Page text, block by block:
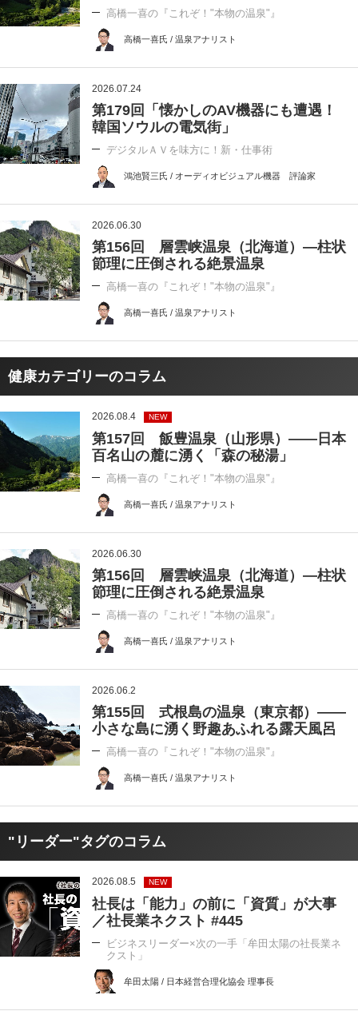
高橋一喜の『これぞ！"本物の温泉"』
高橋一喜氏 / 温泉アナリスト
2026.07.24
第179回「懐かしのAV機器にも遭遇！
韓国ソウルの電気街」
デジタルＡＶを味方に！新・仕事術
鴻池賢三氏 / オーディオビジュアル機器 評論家
2026.06.30
第156回 層雲峡温泉（北海道）―柱状
節理に圧倒される絶景温泉
高橋一喜の『これぞ！"本物の温泉"』
高橋一喜氏 / 温泉アナリスト
健康カテゴリーのコラム
2026.08.4 NEW
第157回 飯豊温泉（山形県）――日本
百名山の麓に湧く「森の秘湯」
高橋一喜の『これぞ！"本物の温泉"』
高橋一喜氏 / 温泉アナリスト
2026.06.30
第156回 層雲峡温泉（北海道）―柱状
節理に圧倒される絶景温泉
高橋一喜の『これぞ！"本物の温泉"』
高橋一喜氏 / 温泉アナリスト
2026.06.2
第155回 式根島の温泉（東京都）――
小さな島に湧く野趣あふれる露天風呂
高橋一喜の『これぞ！"本物の温泉"』
高橋一喜氏 / 温泉アナリスト
"リーダー"タグのコラム
2026.08.5 NEW
社長は「能力」の前に「資質」が大事
／社長業ネクスト #445
ビジネスリーダー×次の一手「牟田太陽の社長業ネ
クスト」
牟田太陽 / 日本経営合理化協会 理事長